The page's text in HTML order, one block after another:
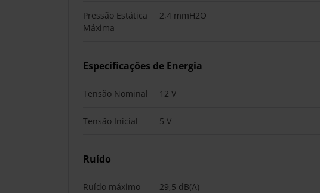
Pressão Estática
Máxima
2,4 mmH2O
Especificações de Energia
Tensão Nominal 12 V
Tensão Inicial 5 V
Ruído
Ruído máximo
29,5 dB(A)